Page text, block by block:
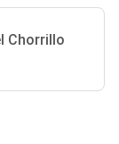
Chorrillo